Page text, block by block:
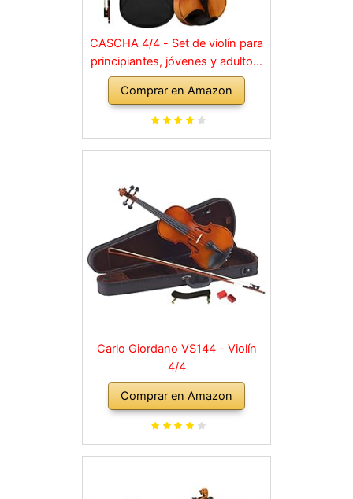
CASCHA 4/4 - Set de violín para
principiantes, jóvenes y adultos,
violín macizo con arco, colofonia,
cuerdas de repuesto, soporte
para hombro, maletín, abeto
Comprar en Amazon
Carlo Giordano VS144 - Violín
4/4
Comprar en Amazon